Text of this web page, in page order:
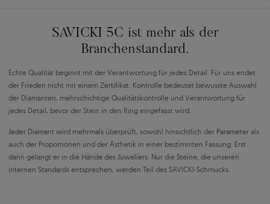
SAVICKI 5C ist mehr als der
Branchenstandard.
Echte Qualität beginnt mit der Verantwortung für jedes Detail. Für uns endet
der Frieden nicht mit einem Zertifikat. Kontrolle bedeutet bewusste Auswahl
der Diamanten, mehrschichtige Qualitätskontrolle und Verantwortung für
jedes Detail, bevor der Stein in den Ring eingefasst wird.
Jeder Diamant wird mehrmals überprüft, sowohl hinsichtlich der Parameter als
auch der Proportionen und der Ästhetik in einer bestimmten Fassung. Erst
dann gelangt er in die Hände des Juweliers. Nur die Steine, die unseren
internen Standards entsprechen, werden Teil des SAVICKI-Schmucks.